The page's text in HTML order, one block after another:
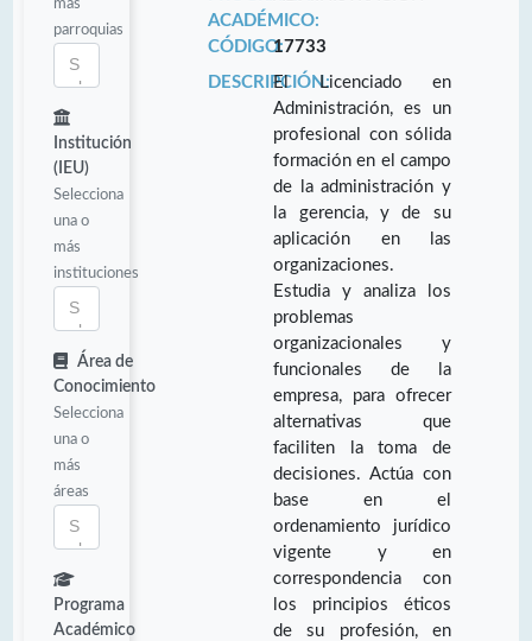
parroquias
Institución
(IEU)
Selecciona
una o
más
instituciones
Área de
Conocimiento
Selecciona
una o
más
áreas
Programa
Académico
ACADÉMICO:
CÓDIGO:17733
DESCRIPCIÓN:El Licenciado en
Administración, es un
profesional con sólida
formación en el campo
de la administración y
la gerencia, y de su
aplicación en las
organizaciones.
Estudia y analiza los
problemas
organizacionales y
funcionales de la
empresa, para ofrecer
alternativas que
faciliten la toma de
decisiones. Actúa con
base en el
ordenamiento jurídico
vigente y en
correspondencia con
los principios éticos
de su profesión, en